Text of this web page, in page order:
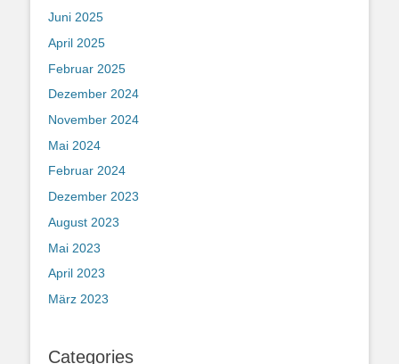
Juni 2025
April 2025
Februar 2025
Dezember 2024
November 2024
Mai 2024
Februar 2024
Dezember 2023
August 2023
Mai 2023
April 2023
März 2023
Categories